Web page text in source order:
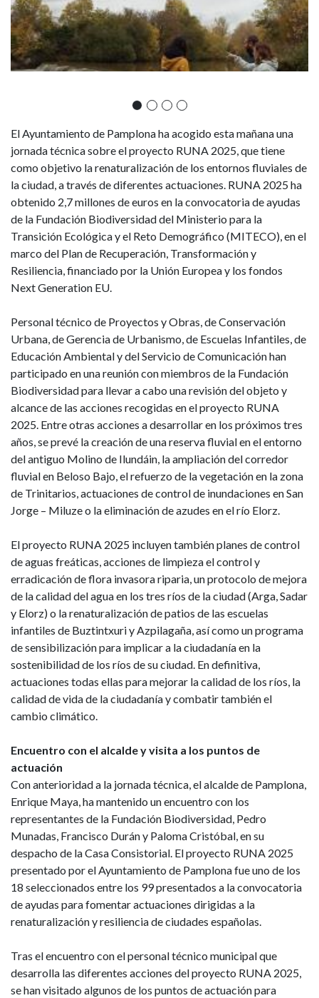
2025,
financiado
con
europeos
Next
Generation
EU
El Ayuntamiento de Pamplona ha acogido esta mañana una
jornada técnica sobre el proyecto RUNA 2025, que tiene
como objetivo la renaturalización de los entornos fluviales de
la ciudad, a través de diferentes actuaciones. RUNA 2025 ha
obtenido 2,7 millones de euros en la convocatoria de ayudas
de la Fundación Biodiversidad del Ministerio para la
Transición Ecológica y el Reto Demográfico (MITECO), en el
marco del Plan de Recuperación, Transformación y
Resiliencia, financiado por la Unión Europea y los fondos
Next Generation EU.
Personal técnico de Proyectos y Obras, de Conservación
Urbana, de Gerencia de Urbanismo, de Escuelas Infantiles, de
Educación Ambiental y del Servicio de Comunicación han
participado en una reunión con miembros de la Fundación
Biodiversidad para llevar a cabo una revisión del objeto y
alcance de las acciones recogidas en el proyecto RUNA
2025. Entre otras acciones a desarrollar en los próximos tres
años, se prevé la creación de una reserva fluvial en el entorno
del antiguo Molino de Ilundáin, la ampliación del corredor
fluvial en Beloso Bajo, el refuerzo de la vegetación en la zona
de Trinitarios, actuaciones de control de inundaciones en San
Jorge – Miluze o la eliminación de azudes en el río Elorz.
El proyecto RUNA 2025 incluyen también planes de control
de aguas freáticas, acciones de limpieza el control y
erradicación de flora invasora riparia, un protocolo de mejora
de la calidad del agua en los tres ríos de la ciudad (Arga, Sadar
y Elorz) o la renaturalización de patios de las escuelas
infantiles de Buztintxuri y Azpilagaña, así como un programa
de sensibilización para implicar a la ciudadanía en la
sostenibilidad de los ríos de su ciudad. En definitiva,
actuaciones todas ellas para mejorar la calidad de los ríos, la
calidad de vida de la ciudadanía y combatir también el
cambio climático.
Encuentro con el alcalde y visita a los puntos de
actuación
Con anterioridad a la jornada técnica, el alcalde de Pamplona,
Enrique Maya, ha mantenido un encuentro con los
representantes de la Fundación Biodiversidad, Pedro
Munadas, Francisco Durán y Paloma Cristóbal, en su
despacho de la Casa Consistorial. El proyecto RUNA 2025
presentado por el Ayuntamiento de Pamplona fue uno de los
18 seleccionados entre los 99 presentados a la convocatoria
de ayudas para fomentar actuaciones dirigidas a la
renaturalización y resiliencia de ciudades españolas.
Tras el encuentro con el personal técnico municipal que
desarrolla las diferentes acciones del proyecto RUNA 2025,
se han visitado algunos de los puntos de actuación para